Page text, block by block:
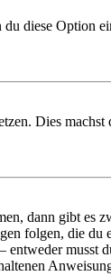
diese Option
Dies
dann gibt es
folgen, die
musst